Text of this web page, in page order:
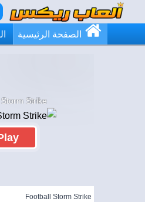
الصفحة الرئيسية
Strike
Football Storm Strike